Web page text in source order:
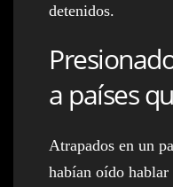
detenidos.
a países
Atrapados en un
habían oído